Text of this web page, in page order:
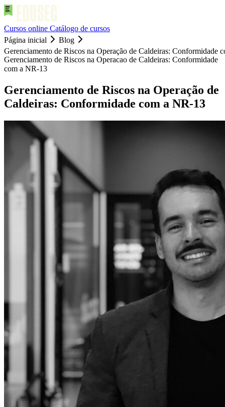
Cursos online Catálogo de cursos
Página inicial
Blog
Gerenciamento de Riscos na Operação de Caldeiras: Conformidade
Gerenciamento de Riscos na Operacao de Caldeiras: Conformidade
com a NR-13
Gerenciamento de Riscos na Operação de
Caldeiras: Conformidade com a NR-13